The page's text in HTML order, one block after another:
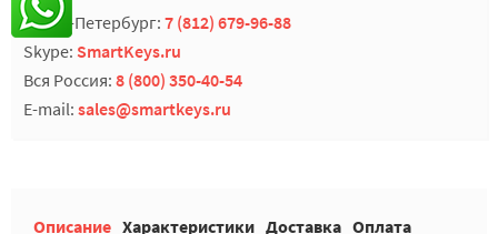
Санкт-Петербург: 7 (812) 679-96-88
Skype: SmartKeys.ru
Вся Россия: 8 (800) 350-40-54
E-mail: sales@smartkeys.ru
Описание Характеристики Доставка Оплата